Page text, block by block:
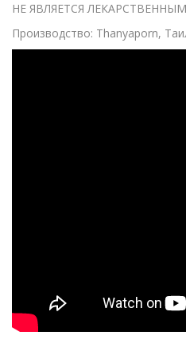
НЕ ЯВЛЯЕТСЯ
Производство: Thanyaporn,